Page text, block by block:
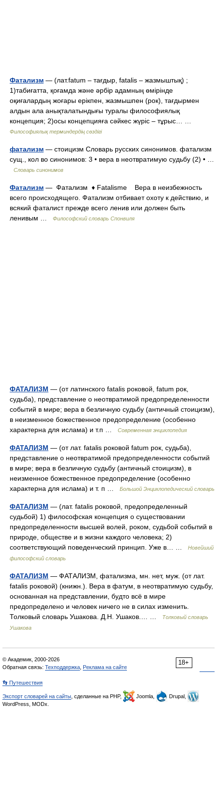
Фатализм — (лат.fatum – тағдыр, fatalis – жазмыштық) ;
1)табиғатта, қоғамда және әрбір адамның өмірінде
оқиғалардың жоғары ерікпен, жазмышпен (рок), тағдырмен
алдын ала анықталатындығы туралы философиялық
концепция; 2)осы концепцияға сәйкес жүріс – тұрыс… …
Философиялық терминдердің сөздігі
фатализм — стоицизм Словарь русских синонимов. фатализм
сущ., кол во синонимов: 3 • вера в неотвратимую судьбу (2) • …
Словарь синонимов
Фатализм — Фатализм ♦ Fatalisme Вера в неизбежность
всего происходящего. Фатализм отбивает охоту к действию, и
всякий фаталист прежде всего ленив или должен быть
ленивым …
Философский словарь Спонвиля
ФАТАЛИЗМ — (от латинского fatalis роковой, fatum рок,
судьба), представление о неотвратимой предопределенности
событий в мире; вера в безличную судьбу (античный стоицизм),
в неизменное божественное предопределение (особенно
характерна для ислама) и т.п …
Современная энциклопедия
ФАТАЛИЗМ — (от лат. fatalis роковой fatum рок, судьба),
представление о неотвратимой предопределенности событий
в мире; вера в безличную судьбу (античный стоицизм), в
неизменное божественное предопределение (особенно
характерна для ислама) и т. п …
Большой Энциклопедический словарь
ФАТАЛИЗМ — (лат. fatalis роковой, предопределенный
судьбой) 1) философская концепция о существовании
предопределенности высшей волей, роком, судьбой событий в
природе, обществе и в жизни каждого человека; 2)
соответствующий поведенческий принцип. Уже в… …
Новейший
философский словарь
ФАТАЛИЗМ — ФАТАЛИЗМ, фатализма, мн. нет, муж. (от лат.
fatalis роковой) (книжн.). Вера в фатум, в неотвратимую судьбу,
основанная на представлении, будто всё в мире
предопределено и человек ничего не в силах изменить.
Толковый словарь Ушакова. Д.Н. Ушаков.… …
Толковый словарь
Ушакова
18+
© Академик, 2000-2026
Обратная связь: Техподдержка Реклама на сайте
👣 Путешествия
Экспорт словарей на сайты , сделанные на PHP, Joomla,
Drupal,
WordPress, MODx.